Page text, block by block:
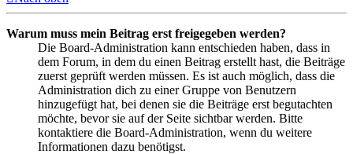
Warum muss mein Beitrag erst freigegeben werden?
Die Board-Administration kann entschieden haben, dass in
dem Forum, in dem du einen Beitrag erstellt hast, die Beiträge
zuerst geprüft werden müssen. Es ist auch möglich, dass die
Administration dich zu einer Gruppe von Benutzern
hinzugefügt hat, bei denen sie die Beiträge erst begutachten
möchte, bevor sie auf der Seite sichtbar werden. Bitte
kontaktiere die Board-Administration, wenn du weitere
Informationen dazu benötigst.